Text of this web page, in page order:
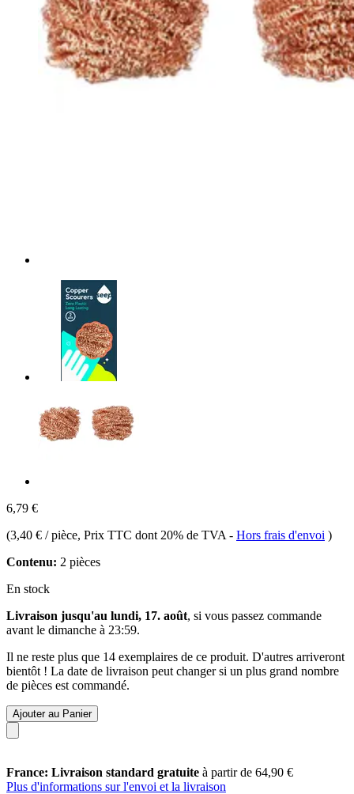
6,79 €
(3,40 € / pièce, Prix TTC dont 20% de TVA - Hors frais d'envoi )
Contenu: 2 pièces
En stock
Livraison jusqu'au lundi, 17. août, si vous passez commande
avant le dimanche à 23:59.
Il ne reste plus que 14 exemplaires de ce produit. D'autres arriveront
bientôt ! La date de livraison peut changer si un plus grand nombre
de pièces est commandé.
Ajouter au Panier
France: Livraison standard gratuite à partir de 64,90 €
Plus d'informations sur l'envoi et la livraison